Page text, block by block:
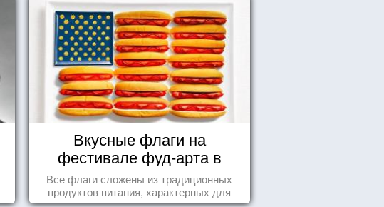
Вкусные флаги на
фестивале фуд-арта в
Сиднее
Все флаги сложены из традиционных
продуктов питания, характерных для